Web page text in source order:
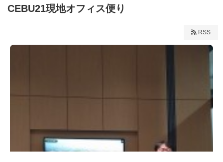
CEBU21現地オフィス便り
RSS